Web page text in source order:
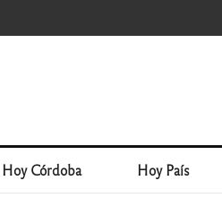
Hoy Córdoba Hoy País